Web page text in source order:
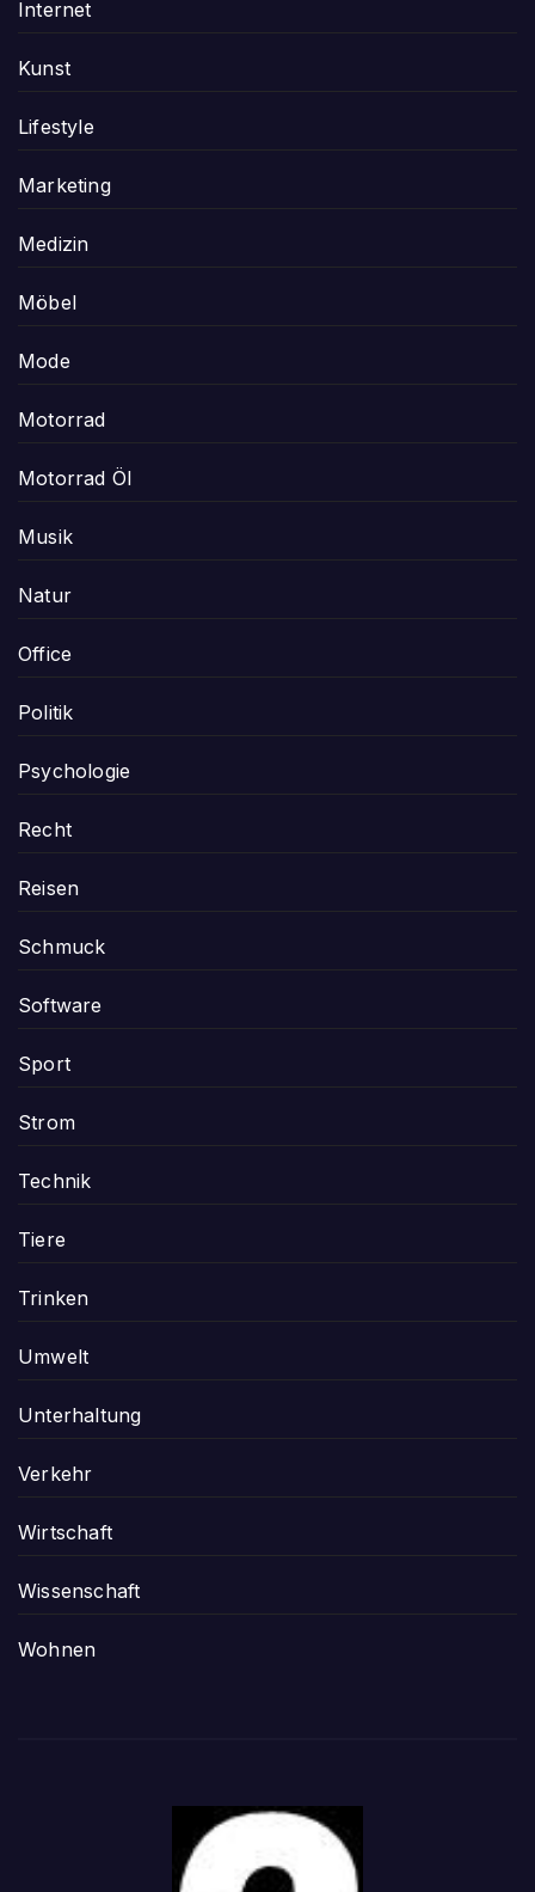
Internet
Kunst
Lifestyle
Marketing
Medizin
Möbel
Mode
Motorrad
Motorrad Öl
Musik
Natur
Office
Politik
Psychologie
Recht
Reisen
Schmuck
Software
Sport
Strom
Technik
Tiere
Trinken
Umwelt
Unterhaltung
Verkehr
Wirtschaft
Wissenschaft
Wohnen